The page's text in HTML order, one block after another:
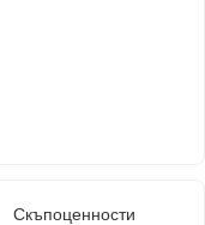
Скъпоценности